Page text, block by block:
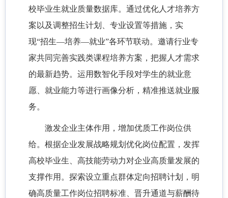
校毕业生就业质量数据库。通过优化人才培养方
案以及调整招生计划、专业设置等措施，实
现“招生—培养—就业”各环节联动。邀请行业专
家共同完善实践类课程培养方案，把握人才需求
的最新趋势。运用数智化手段对学生的就业意
愿、就业能力等进行画像分析，精准推送就业服
务。
激发企业主体作用，增加优质工作岗位供
给。根据企业发展战略规划优化岗位配置，发挥
高校毕业生、高技能劳动力对企业高质量发展的
支撑作用。探索设立重点群体定向招聘计划，明
确高质量工作岗位招聘标准、晋升通道与薪酬待